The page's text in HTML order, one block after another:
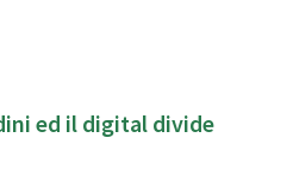
ed il digital divide